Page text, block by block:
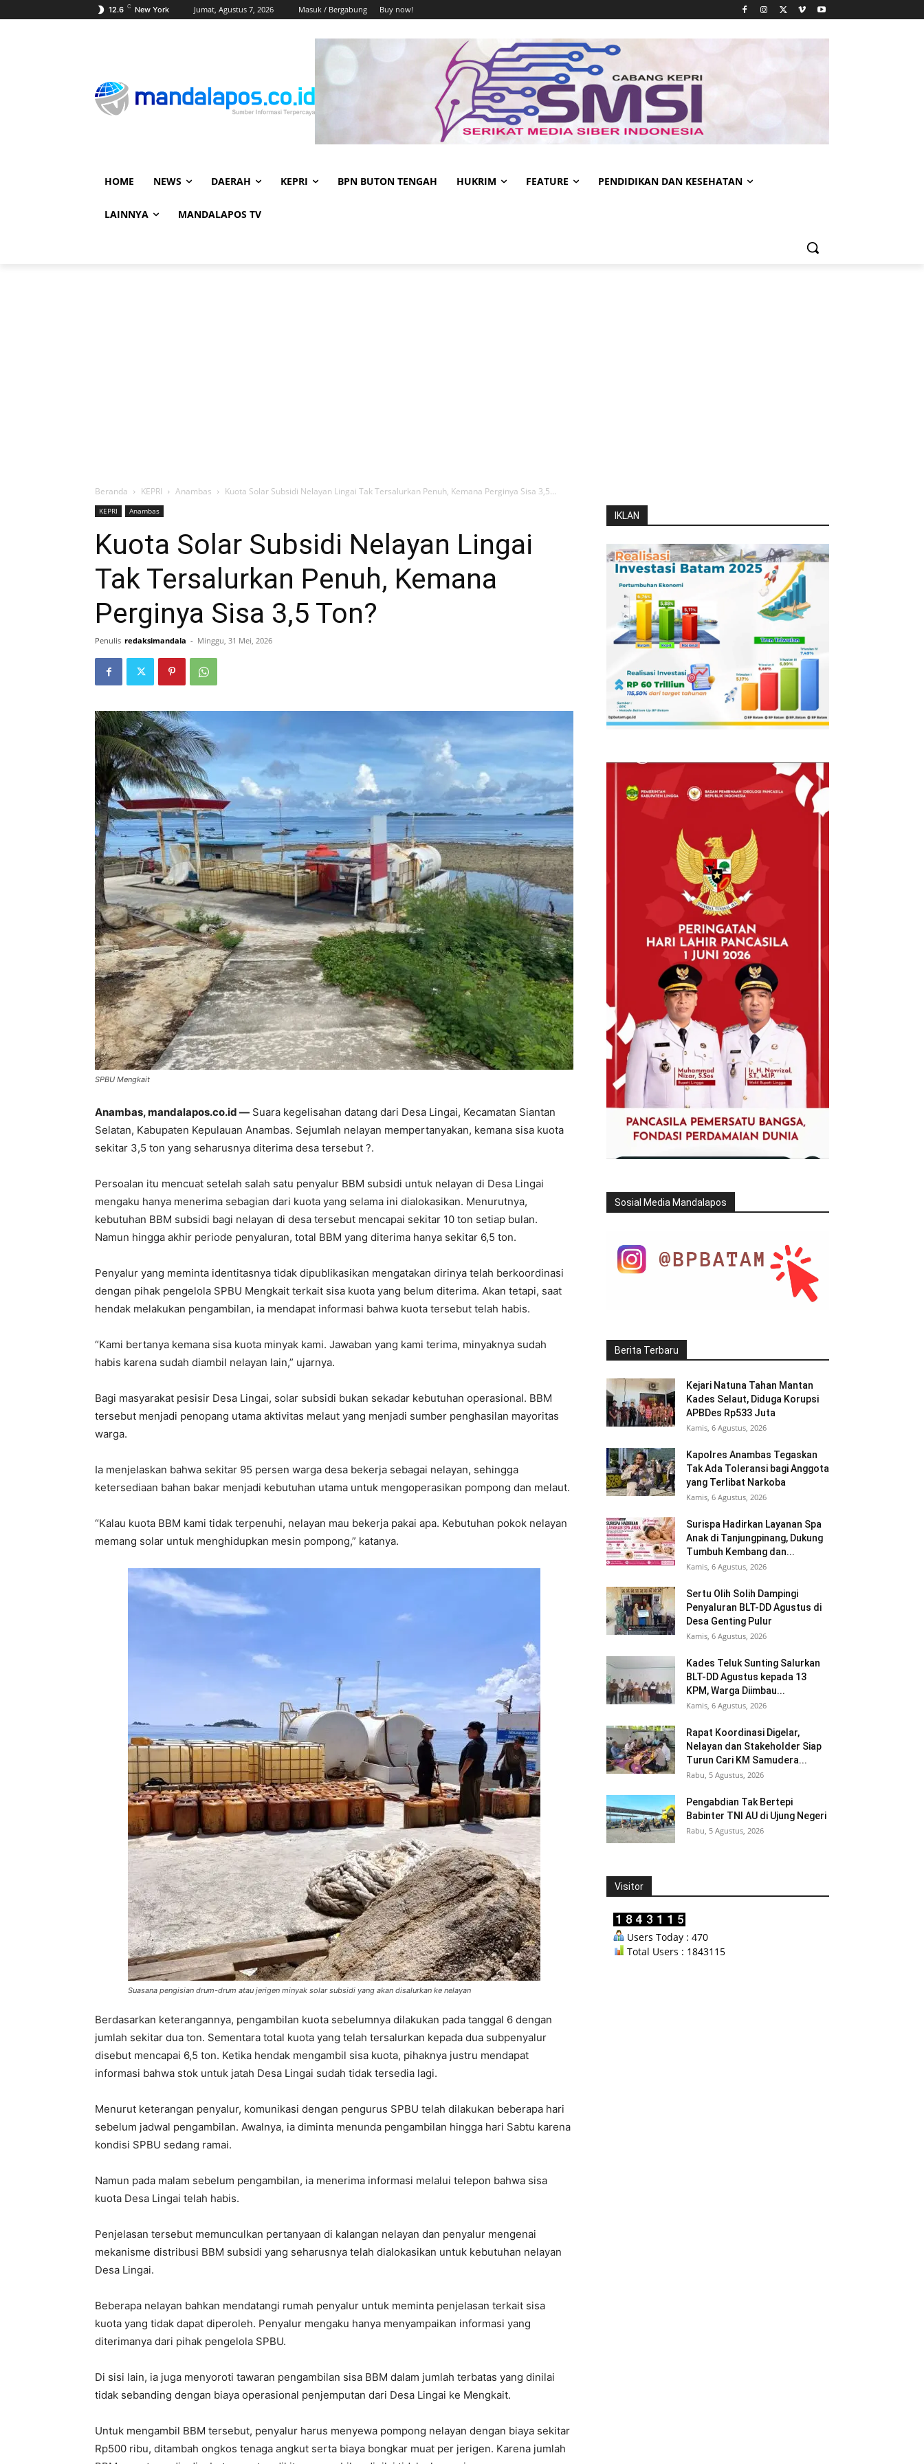
12.6 C New York Jumat, Agustus 7, 2026 Masuk / Bergabung Buy now!
HOME NEWS DAERAH KEPRI BPN BUTON TENGAH HUKRIM FEATURE PENDIDIKAN DAN KESEHATAN
LAINNYA MANDALAPOS TV
Beranda KEPRI Anambas Kuota Solar Subsidi Nelayan Lingai Tak Tersalurkan Penuh, Kemana Perginya Sisa 3,5...
KEPRI Anambas
Kuota Solar Subsidi Nelayan Lingai
Tak Tersalurkan Penuh, Kemana
Perginya Sisa 3,5 Ton?
Penulis redaksimandala - Minggu, 31 Mei, 2026
SPBU Mengkait
Anambas, mandalapos.co.id — Suara kegelisahan datang dari Desa Lingai, Kecamatan Siantan
Selatan, Kabupaten Kepulauan Anambas. Sejumlah nelayan mempertanyakan, kemana sisa kuota
sekitar 3,5 ton yang seharusnya diterima desa tersebut ?.
Persoalan itu mencuat setelah salah satu penyalur BBM subsidi untuk nelayan di Desa Lingai
mengaku hanya menerima sebagian dari kuota yang selama ini dialokasikan. Menurutnya,
kebutuhan BBM subsidi bagi nelayan di desa tersebut mencapai sekitar 10 ton setiap bulan.
Namun hingga akhir periode penyaluran, total BBM yang diterima hanya sekitar 6,5 ton.
Penyalur yang meminta identitasnya tidak dipublikasikan mengatakan dirinya telah berkoordinasi
dengan pihak pengelola SPBU Mengkait terkait sisa kuota yang belum diterima. Akan tetapi, saat
hendak melakukan pengambilan, ia mendapat informasi bahwa kuota tersebut telah habis.
“Kami bertanya kemana sisa kuota minyak kami. Jawaban yang kami terima, minyaknya sudah
habis karena sudah diambil nelayan lain,” ujarnya.
Bagi masyarakat pesisir Desa Lingai, solar subsidi bukan sekadar kebutuhan operasional. BBM
tersebut menjadi penopang utama aktivitas melaut yang menjadi sumber penghasilan mayoritas
warga.
Ia menjelaskan bahwa sekitar 95 persen warga desa bekerja sebagai nelayan, sehingga
ketersediaan bahan bakar menjadi kebutuhan utama untuk mengoperasikan pompong dan melaut.
“Kalau kuota BBM kami tidak terpenuhi, nelayan mau bekerja pakai apa. Kebutuhan pokok nelayan
memang solar untuk menghidupkan mesin pompong,” katanya.
Suasana pengisian drum-drum atau jerigen minyak solar subsidi yang akan disalurkan ke nelayan
Berdasarkan keterangannya, pengambilan kuota sebelumnya dilakukan pada tanggal 6 dengan
jumlah sekitar dua ton. Sementara total kuota yang telah tersalurkan kepada dua subpenyalur
disebut mencapai 6,5 ton. Ketika hendak mengambil sisa kuota, pihaknya justru mendapat
informasi bahwa stok untuk jatah Desa Lingai sudah tidak tersedia lagi.
Menurut keterangan penyalur, komunikasi dengan pengurus SPBU telah dilakukan beberapa hari
sebelum jadwal pengambilan. Awalnya, ia diminta menunda pengambilan hingga hari Sabtu karena
kondisi SPBU sedang ramai.
Namun pada malam sebelum pengambilan, ia menerima informasi melalui telepon bahwa sisa
kuota Desa Lingai telah habis.
Penjelasan tersebut memunculkan pertanyaan di kalangan nelayan dan penyalur mengenai
mekanisme distribusi BBM subsidi yang seharusnya telah dialokasikan untuk kebutuhan nelayan
Desa Lingai.
Beberapa nelayan bahkan mendatangi rumah penyalur untuk meminta penjelasan terkait sisa
kuota yang tidak dapat diperoleh. Penyalur mengaku hanya menyampaikan informasi yang
diterimanya dari pihak pengelola SPBU.
Di sisi lain, ia juga menyoroti tawaran pengambilan sisa BBM dalam jumlah terbatas yang dinilai
tidak sebanding dengan biaya operasional penjemputan dari Desa Lingai ke Mengkait.
Untuk mengambil BBM tersebut, penyalur harus menyewa pompong nelayan dengan biaya sekitar
Rp500 ribu, ditambah ongkos tenaga angkut serta biaya bongkar muat per jerigen. Karena jumlah
IKLAN
Sosial Media Mandalapos
Berita Terbaru
Kejari Natuna Tahan Mantan
Kades Selaut, Diduga Korupsi
APBDes Rp533 Juta
Kamis, 6 Agustus, 2026
Kapolres Anambas Tegaskan
Tak Ada Toleransi bagi Anggota
yang Terlibat Narkoba
Kamis, 6 Agustus, 2026
Surispa Hadirkan Layanan Spa
Anak di Tanjungpinang, Dukung
Tumbuh Kembang dan...
Kamis, 6 Agustus, 2026
Sertu Olih Solih Dampingi
Penyaluran BLT-DD Agustus di
Desa Genting Pulur
Kamis, 6 Agustus, 2026
Kades Teluk Sunting Salurkan
BLT-DD Agustus kepada 13
KPM, Warga Diimbau...
Kamis, 6 Agustus, 2026
Rapat Koordinasi Digelar,
Nelayan dan Stakeholder Siap
Turun Cari KM Samudera...
Rabu, 5 Agustus, 2026
Pengabdian Tak Bertepi
Babinter TNI AU di Ujung Negeri
Rabu, 5 Agustus, 2026
Visitor
Users Today : 470
Total Users : 1843115